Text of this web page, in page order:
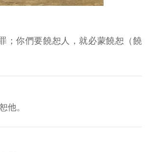
；你們要饒恕人，就必蒙饒恕（饒
他。